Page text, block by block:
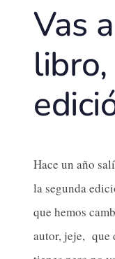
Vas
Hace un año
la segunda
que hemos
autor, jeje, que